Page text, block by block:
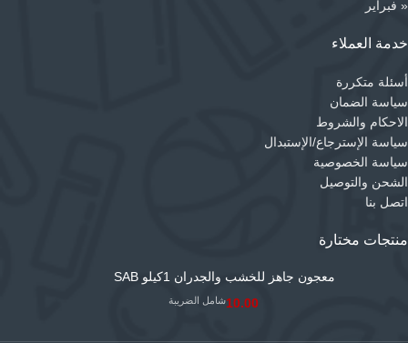
« فبراير
خدمة العملاء
أسئلة متكررة
سياسة الضمان
الاحكام والشروط
سياسة الإسترجاع/الإستبدال
سياسة الخصوصية
الشحن والتوصيل
اتصل بنا
منتجات مختارة
معجون جاهز للخشب والجدران 1كيلو SAB
10.00شامل الضريبة